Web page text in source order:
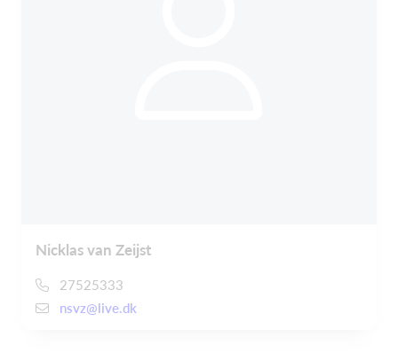
Nicklas van Zeijst
27525333
nsvz@live.dk